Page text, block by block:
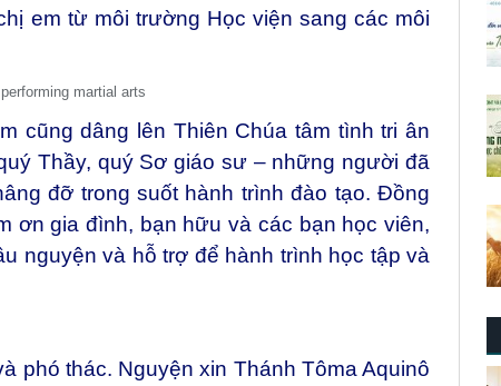
em từ môi trường Học viện sang các môi
cũng dâng lên Thiên Chúa tâm tình tri ân
Thầy, quý Sơ giáo sư – những người đã
đỡ trong suốt hành trình đào tạo. Đồng
ơn gia đình, bạn hữu và các bạn học viên,
nguyện và hỗ trợ để hành trình học tập và
phó thác. Nguyện xin Thánh Tôma Aquinô